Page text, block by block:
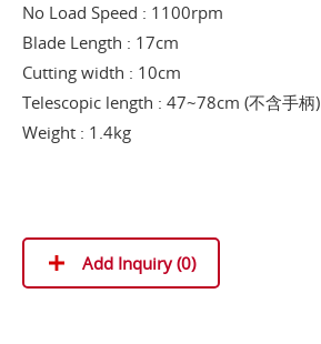
No Load Speed : 1100rpm
Blade Length : 17cm
Cutting width : 10cm
Telescopic length : 47~78cm (不含手柄)
Weight : 1.4kg
Add Inquiry (0)